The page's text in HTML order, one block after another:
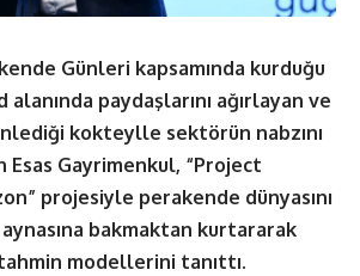
Günleri kapsamında kurduğu
alanında paydaşlarını ağırlayan ve
kokteylle sektörün nabzını
Esas Gayrimenkul, “Project
projesiyle perakende dünyasını
bakmaktan kurtararak
modellerini tanıttı.